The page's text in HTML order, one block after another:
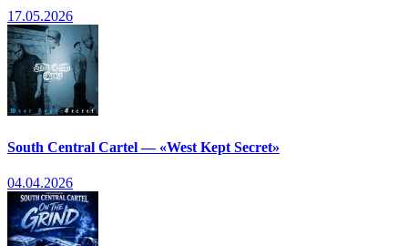
17.05.2026
South Central Cartel — «West Kept Secret»
04.04.2026